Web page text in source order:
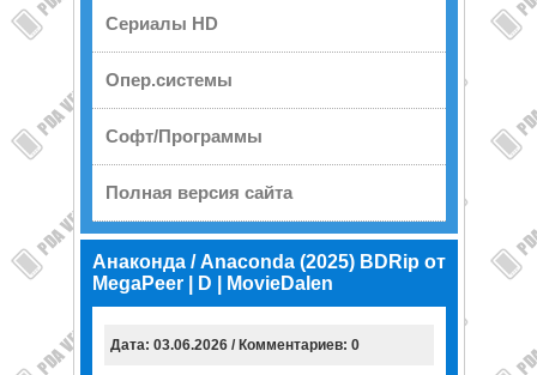
Сериалы HD
Опер.системы
Софт/Программы
Полная версия сайта
Анаконда / Anaconda (2025) BDRip от
MegaPeer | D | MovieDalen
Дата: 03.06.2026 / Комментариев: 0